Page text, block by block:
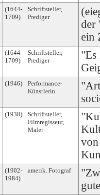
(1644-
1709)
Schriftsteller,
Prediger
der
ein
(1644-
1709)
Schriftsteller,
Prediger
"Es
(1946)
Performance-
Künstlerin
(1938)
Schriftsteller,
Filmregisseur,
Maler
(1902-
1984)
amerik. Fotograf